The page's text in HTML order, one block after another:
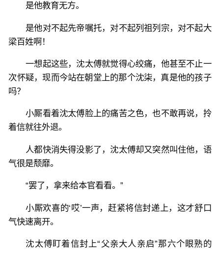
是他教育无方。
是他对不起先帝嘱托，对不起列祖列宗，对不起大
梁百姓啊！
一想起这些，沈太傅就觉得心绞痛，他甚至不止一
次怀疑，现而今站在朝堂上的那个沈柒，真是他的孩子
吗？
小厮看着沈太傅脸上的痛苦之色，也不敢再说，拎
着信就往外退。
人都快消失得没影了，沈太傅却又突然叫住他，语
气很是颓靡。
“罢了，拿来给本官看看。”
小厮欢喜的‘哎’一声，赶紧将信封递上，这才舒口
气快速离开。
沈太傅盯着信封上“父亲大人亲启”那六个眼熟的